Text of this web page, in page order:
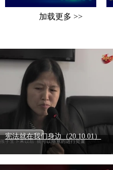
宪法就在我们身边（20.10.01）
加载更多 >>